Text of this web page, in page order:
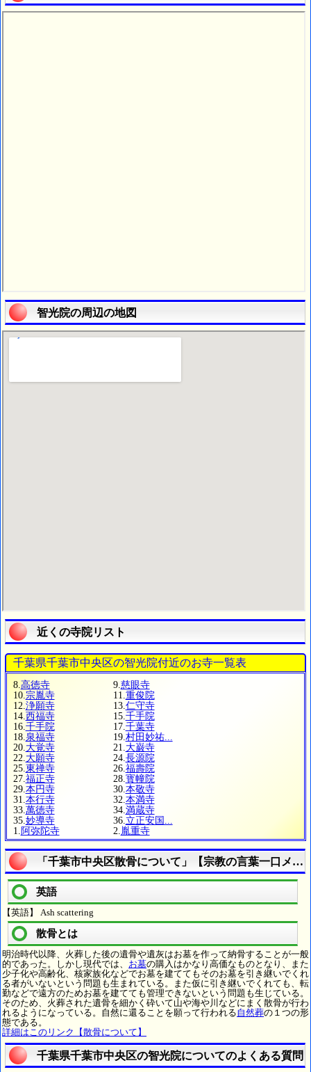
智光院の周辺の地図
近くの寺院リスト
千葉県千葉市中央区の智光院付近のお寺一覧表
8. 高徳寺 9. 慈眼寺
10. 宗胤寺 11. 重俊院
12. 浄願寺 13. 仁守寺
14. 西福寺 15. 千手院
16. 千手院 17. 千葉寺
18. 泉福寺 19. 村田妙祐...
20. 大覚寺 21. 大巌寺
22. 大願寺 24. 長源院
25. 東禅寺 26. 福壽院
27. 福正寺 28. 寳幢院
29. 本円寺 30. 本敬寺
31. 本行寺 32. 本満寺
33. 萬徳寺 34. 満蔵寺
35. 妙導寺 36. 立正安国...
1. 阿弥陀寺 2. 胤重寺
「千葉市中央区散骨について」【宗教の言葉一口メモ
英語
【英語】 Ash scattering
散骨とは
明治時代以降、火葬した後の遺骨や遺灰はお墓を作って納骨することが一般
的であった。しかし現代では、 お墓の購入はかなり高価なものとなり、また
少子化や高齢化、核家族化などでお墓を建ててもそのお墓を引き継いでくれ
る者がいないという問題も生まれている。また仮に引き継いでくれても、転
勤などで遠方のためお墓を建てても管理できないという問題も生じている。
そのため、火葬された遺骨を細かく砕いて山や海や川などにまく散骨が行わ
れるようになっている。自然に還ることを願って行われる自然葬の１つの形
態である。
詳細はこのリンク【散骨について】
千葉県千葉市中央区の智光院についてのよくある質問